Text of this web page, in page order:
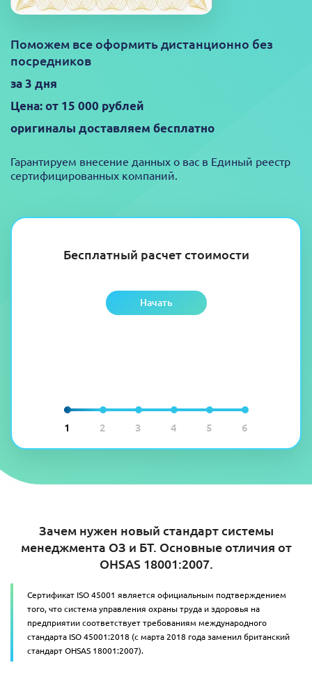
1 2 3 4 5 6
Бесплатный расчет стоимости
Начать
Поможем все оформить дистанционно без
посредников
за 3 дня
Цена: от 15 000 рублей
оригиналы доставляем бесплатно
Гарантируем внесение данных о вас в Единый реестр
сертифицированных компаний.
Зачем нужен новый стандарт системы
менеджмента ОЗ и БТ. Основные отличия от
OHSAS 18001:2007.
Сертификат ISO 45001 является официальным подтверждением
того, что система управления охраны труда и здоровья на
предприятии соответствует требованиям международного
стандарта ISO 45001:2018 (с марта 2018 года заменил британский
стандарт OHSAS 18001:2007).